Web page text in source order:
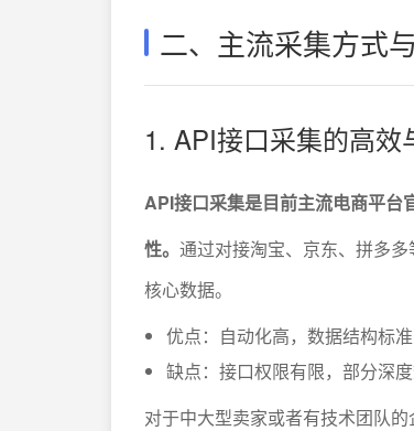
二、主流采集方式
1. API接口采集的高效
API接口采集是目前主流电商平台
性。 通过对接淘宝、京东、拼多
核心数据。
优点：自动化高，数据结构标
缺点：接口权限有限，部分深
对于中大型卖家或者有技术团队